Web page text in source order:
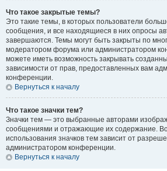
Что такое закрытые темы?
Это такие темы, в которых пользователи
сообщения, и все находящиеся в них опросы
завершаются. Темы могут быть закрыты по
модератором форума или администратором
можете иметь возможность закрывать
зависимости от прав, предоставленных вам
конференции.
Вернуться к началу
Что такое значки тем?
Значки тем — это выбранные авторами
сообщениями и отражающие их содержание.
использования значков тем зависит от
администратором конференции.
Вернуться к началу